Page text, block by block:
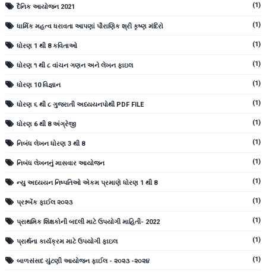
દૈનિક આયોજન 2021 (1)
ધાર્મિક મહત્વ ધરાવતા આપણાં પૌરાણિક શ્રી કૃષ્ણ મંદિરો (1)
ધોરણ 1 થી 8 કવિતાઓ (1)
ધોરણ ૧ થી ૮ વાંચન ગણન અને લેખન ફાઇલ (1)
ધોરણ 10 વિજ્ઞાન (1)
ધોરણ ૬ થી ૮ ગુજરાતી અધ્યયનપોથી PDF FILE (1)
ધોરણ 6 થી 8 અંગ્રેજી (1)
નિબંધ લેખન ધોરણ 3 થી 8 (1)
નિબંધ લેખનનું માસવાર આયોજન (1)
ન્યુ અધ્યયન નિષ્પતિઓ એકમ પ્રમાણે ધોરણ 1 થી 8 (1)
પ્રશ્નબેંક ફાઈલ ૨૦૨૩ (1)
પ્રાથમિક શિક્ષકોની બદલી માટે ઉપયોગી માહિતી- 2022 (1)
પ્રાર્થના કાર્યક્રમ માટે ઉપયોગી ફાઇલ (1)
બાળસંસદ ચુંટણી આયોજન ફાઈલ - ૨૦૨૩ -૨૦૨૪ (1)